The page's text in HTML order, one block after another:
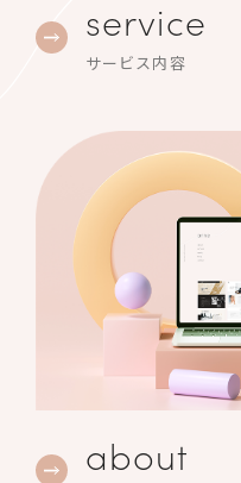
service
サービス内容
about